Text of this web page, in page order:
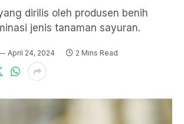
dirilis oleh produsen benih
jenis tanaman sayuran.
April 24, 2024 2 Mins Read